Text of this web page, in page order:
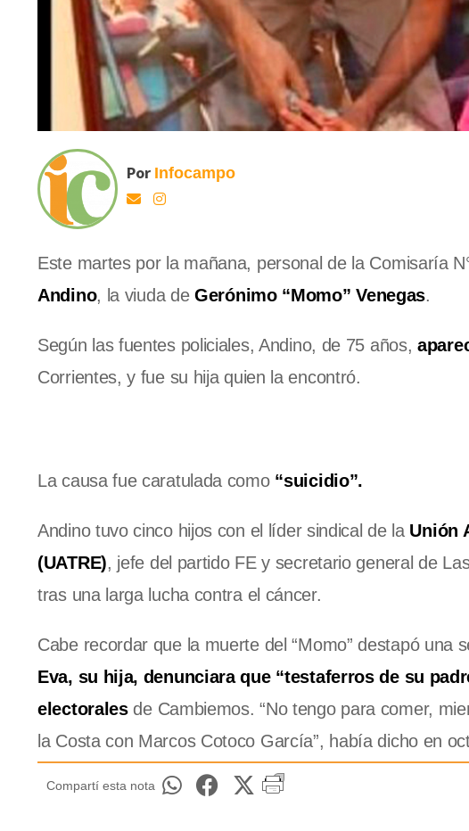
Por Infocampo
Este martes por la mañana, personal de la Comisaría
Andino, la viuda deGerónimo “Momo” Venegas.
Según las fuentes policiales, Andino, de 75 años,
Corrientes, y fue su hija quien la encontró.
La causa fue caratulada como“suicidio”.
Andino tuvo cinco hijos con el líder sindical de laUnión
(UATRE), jefe del partido FE y secretario general de
tras una larga lucha contra el cáncer.
Cabe recordar que la muerte del “Momo” destapó una
Eva, su hija, denunciara que “testaferros de su
electoralesde Cambiemos. “No tengo para comer,
la Costa con Marcos Cotoco García”, había dicho en
Compartí esta nota